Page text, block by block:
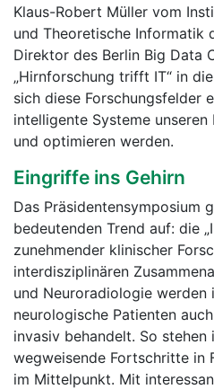
Klaus-Robert Müller vom
und Theoretische Informatik
Direktor des Berlin Big Data
„Hirnforschung trifft IT“ in
sich diese Forschungsfelder
intelligente Systeme
und optimieren werden.
Eingriffe ins Gehirn
Das Präsidentensymposium
bedeutenden Trend auf: die
zunehmender klinischer
interdisziplinären
und Neuroradiologie werden
neurologische Patienten
invasiv behandelt. So stehen
wegweisende Fortschritte in
im Mittelpunkt. Mit